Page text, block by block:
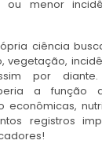
ou menor
ciência
vegetação,
por
a função
econômicas,
registros